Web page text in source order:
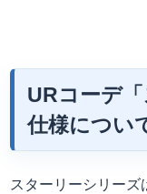
URコーデ
仕様につい
スターリーシリーズ